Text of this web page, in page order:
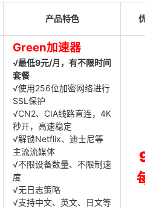
产品特色
Green加速器
√最低9元/月，有不限时间
套餐
√使用256位加密网络进行
SSL保护
√CN2、CIA线路直连，4K
秒开，高速稳定
√解锁Netflix、迪士尼等
主流流媒体
√不限设备数量、不限制速
度
√无日志策略
√支持中文、英文、日文等